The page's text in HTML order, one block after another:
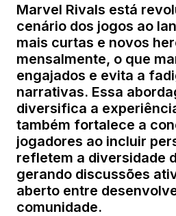
Marvel Rivals está
cenário dos jogos ao
mais curtas e novos
mensalmente, o que
engajados e evita a
narrativas. Essa
diversifica a
também fortalece a
jogadores ao incluir
refletem a diversidade
gerando discussões
aberto entre
comunidade.